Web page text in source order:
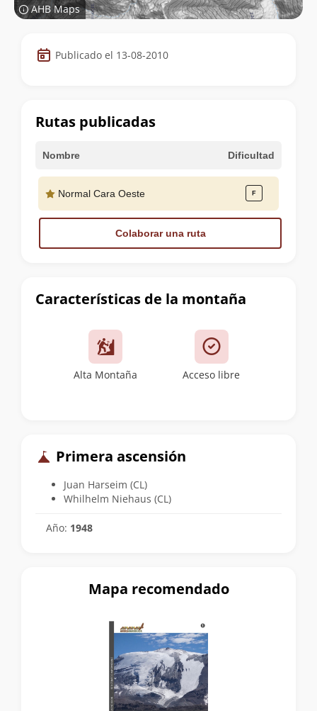
AHB Maps
Datos
de
cumbre
Publicado el 13-08-2010
Características de la montaña
Alta Montaña Acceso libre
Primera ascensión
Juan Harseim (CL)
Whilhelm Niehaus (CL)
Año: 1948
Rutas publicadas
Nombre Dificultad
Normal Cara Oeste
Colaborar una ruta
Mapa recomendado